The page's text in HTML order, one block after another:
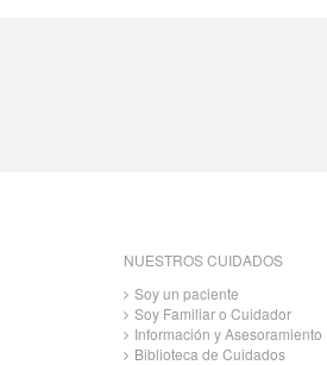
NUESTROS CUIDADOS
Soy un paciente
Soy Familiar o Cuidador
Información y Asesoramiento
Biblioteca de Cuidados